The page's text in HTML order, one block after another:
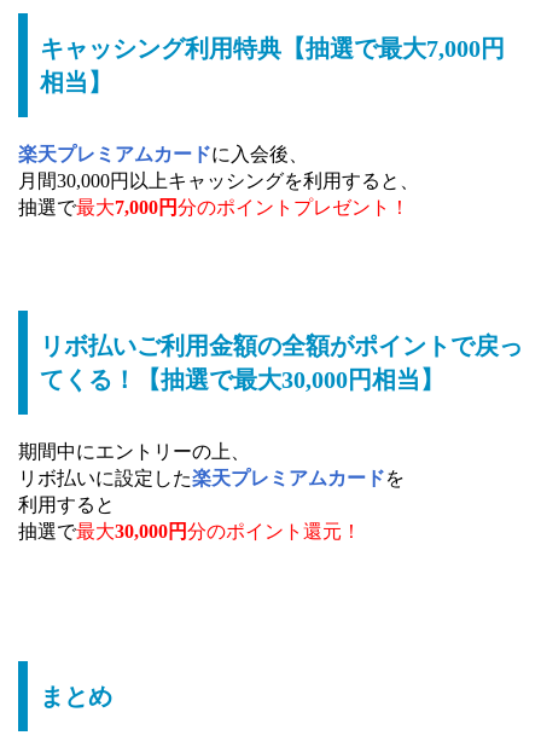
キャッシング利用特典【抽選で最大7,000円
相当】
楽天プレミアムカードに入会後、
月間30,000円以上キャッシングを利用すると、
抽選で最大7,000円分のポイントプレゼント！
リボ払いご利用金額の全額がポイントで戻っ
てくる！【抽選で最大30,000円相当】
期間中にエントリーの上、
リボ払いに設定した楽天プレミアムカードを
利用すると
抽選で最大30,000円分のポイント還元！
まとめ